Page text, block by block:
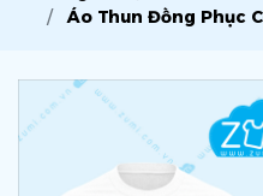
Áo Thun Đồng Phục